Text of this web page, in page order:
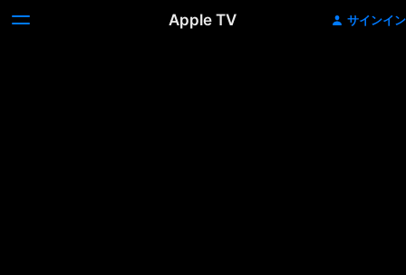
Apple TV サインイン